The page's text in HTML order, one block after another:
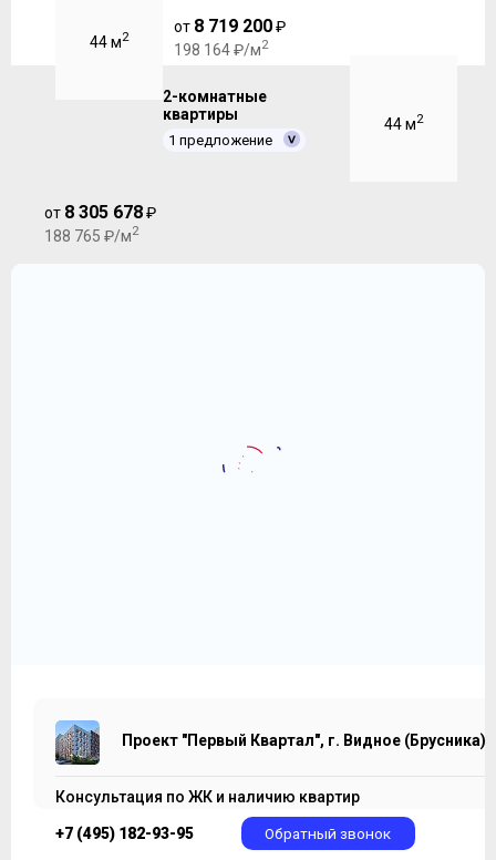
44 м2
от 8 719 200₽
198 164 ₽/м2
2-комнатные
квартиры
1 предложение
44 м2
от 8 305 678₽
188 765 ₽/м2
Проект "Первый Квартал", г. Видное (Брусника)
Консультация по ЖК и наличию квартир
+7 (495) 182-93-95 Обратный звонок